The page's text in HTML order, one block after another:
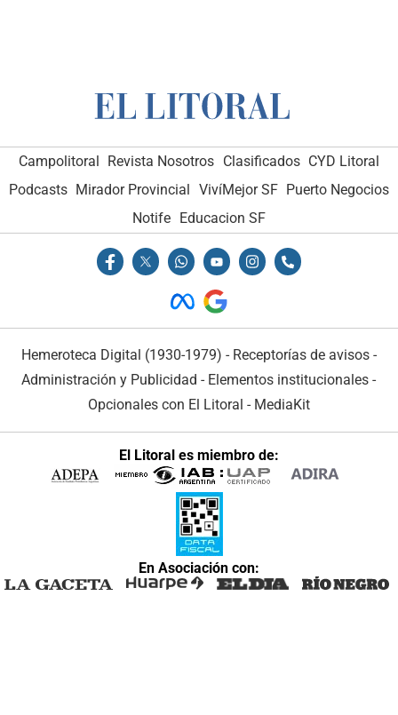
Campolitoral Revista Nosotros Clasificados CYD Litoral
Podcasts Mirador Provincial VivíMejor SF Puerto Negocios
Notife
Educacion SF
Hemeroteca Digital (1930-1979) - Receptorías de avisos -
Administración y Publicidad - Elementos institucionales -
Opcionales con El Litoral - MediaKit
El Litoral es miembro de:
En Asociación con: